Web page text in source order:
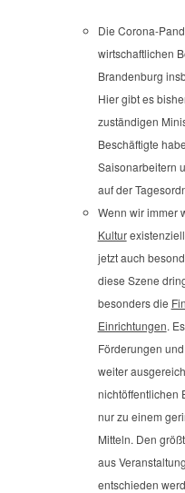
Die Corona-
wirtschaftlichen
Brandenburg
Hier gibt es
zuständigen
Beschäftigte
Saisonarbeitern
auf der
Wenn wir immer
Kultur
jetzt auch
diese Szene
besonders die
Einrichtungen.
Förderungen
weiter
nichtöffentlichen
nur zu einem
Mitteln. Den
aus
entschieden